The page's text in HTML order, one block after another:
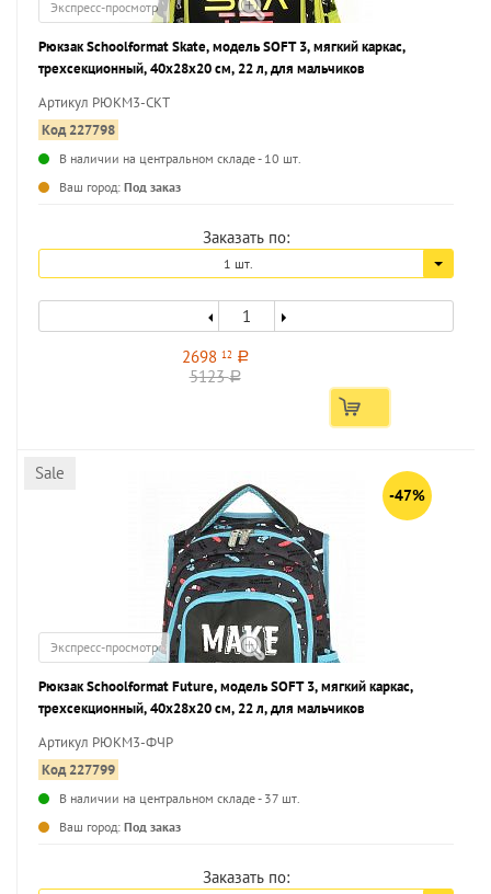
Экспресс-просмотр
Рюкзак Schoolformat Skate, модель SOFT 3, мягкий каркас,
трехсекционный, 40х28х20 см, 22 л, для мальчиков
Артикул РЮКМ3-СКТ
Код 227798
В наличии на центральном складе - 10 шт.
Ваш город: Под заказ
Заказать по:
1 шт.
2698 12 a
5123a
Sale
-47%
Экспресс-просмотр
Рюкзак Schoolformat Future, модель SOFT 3, мягкий каркас,
трехсекционный, 40х28х20 см, 22 л, для мальчиков
Артикул РЮКМ3-ФЧР
Код 227799
В наличии на центральном складе - 37 шт.
Ваш город: Под заказ
Заказать по: